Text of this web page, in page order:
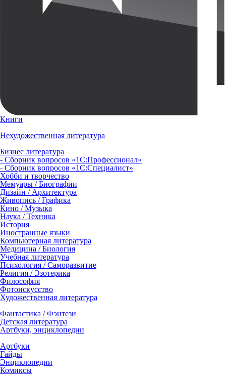
Книги
Нехудожественная литература
Бизнес литература
- Сборник вопросов «1С:Профессионал»
- Сборник вопросов «1С:Специалист»
Хобби и творчество
Мемуары / Биографии
Дизайн / Архитектура
Живопись / Графика
Кино / Музыка
Наука / Техника
История
Иностранные языки
Компьютерная литература
Медицина / Биология
Учебная литература
Психология / Саморазвитие
Религия / Эзотерика
Философия
Фотоискусство
Художественная литература
Фантастика / Фэнтези
Детская литература
Артбуки, энциклопедии
Артбуки
Гайды
Энциклопедии
Комиксы